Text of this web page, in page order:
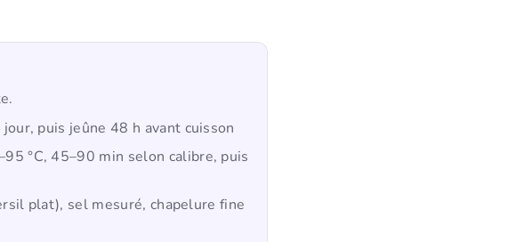
puis jeûne 48 h avant cuisson
°C, 45–90 min selon calibre, puis
plat), sel mesuré, chapelure fine